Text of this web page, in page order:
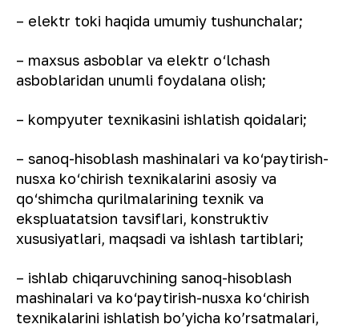
– elektr toki haqida umumiy tushunchalar;
– maxsus asboblar va elektr o‘lchash
asboblaridan unumli foydalana olish;
– kompyuter texnikasini ishlatish qoidalari;
– sanoq-hisoblash mashinalari va ko‘paytirish-
nusxa ko‘chirish texnikalarini asosiy va
qo‘shimcha qurilmalarining texnik va
ekspluatatsion tavsiflari, konstruktiv
xususiyatlari, maqsadi va ishlash tartiblari;
– ishlab chiqaruvchining sanoq-hisoblash
mashinalari va ko‘paytirish-nusxa ko‘chirish
texnikalarini ishlatish bo’yicha ko’rsatmalari,